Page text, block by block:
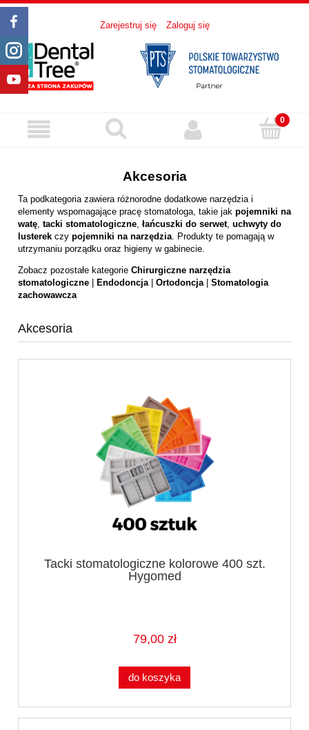
Zarejestruj się Zaloguj się
Akcesoria
Ta podkategoria zawiera różnorodne dodatkowe narzędzia i
elementy wspomagające pracę stomatologa, takie jak pojemniki na
watę, tacki stomatologiczne, łańcuszki do serwet, uchwyty do
lusterek czy pojemniki na narzędzia. Produkty te pomagają w
utrzymaniu porządku oraz higieny w gabinecie.
Zobacz pozostałe kategorie Chirurgiczne narzędzia
stomatologiczne
Endodoncja Ortodoncja
Stomatologia
zachowawcza
Akcesoria
Tacki stomatologiczne kolorowe 400 szt.
Hygomed
79,00 zł
do koszyka